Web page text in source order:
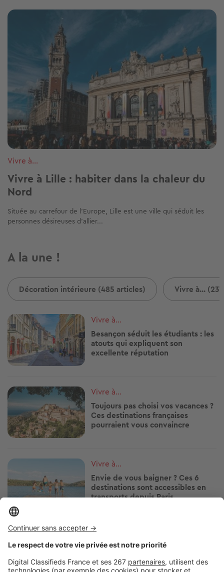
Image
Vivre à...
Vivre à Lille : habiter dans la chaleur du
Nord
Située au carrefour de l'Europe, Lille est une ville qui séduit les
personnes désireuses d'allier...
A la une !
Décoration intérieure (485 articles) Vivre à...
Image
Vivre à...
Besançon séduit les étudiants : les
atouts qui expliquent son
excellente réputation
Image
Vivre à...
Toujours pas choisi vos vacances ?
Ces destinations françaises
pourraient vous convaincre
Image
Vivre à...
Envie de vous baigner ? Ces 6
destinations sont accessibles en
transports depuis Paris
Image
Vivre à...
bat son plein toute l'année !